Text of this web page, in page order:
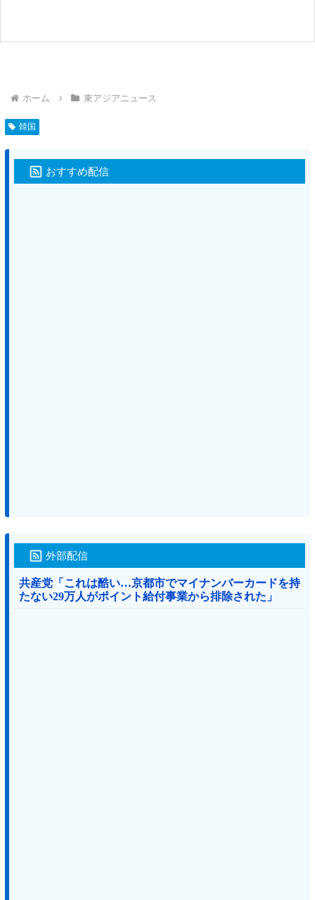
ホーム 東アジアニュース
韓国
おすすめ配信
外部配信
共産党「これは酷い…京都市でマイナンバーカードを持
たない29万人がポイント給付事業から排除された」